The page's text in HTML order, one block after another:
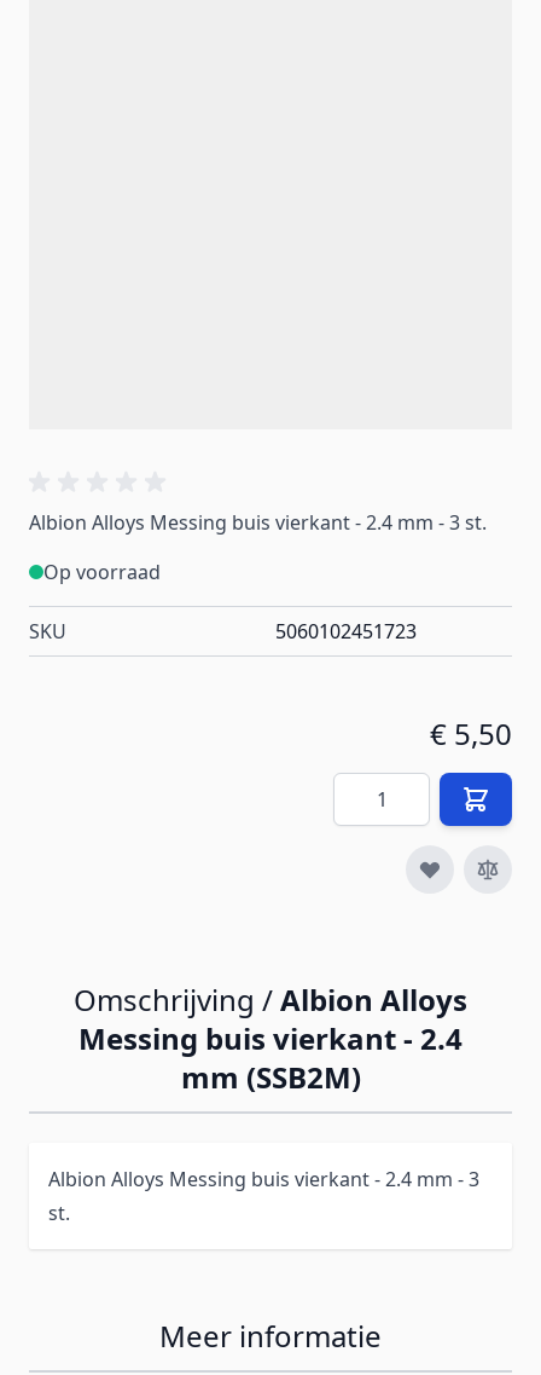
Albion Alloys Messing buis vierkant - 2.4 mm - 3 st.
Op voorraad
SKU 5060102451723
€ 5,50
Aantal
Omschrijving /Albion Alloys
Messing buis vierkant - 2.4
mm (SSB2M)
Albion Alloys Messing buis vierkant - 2.4 mm - 3
st.
Meer informatie